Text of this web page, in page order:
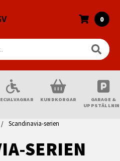
0
KUNDKORGAR
GARAGE &
Scandinavia-serien
SERIEN